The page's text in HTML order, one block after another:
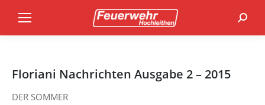
Floriani Nachrichten Ausgabe 2 – 2015
DER SOMMER